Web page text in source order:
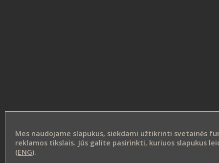
Mes naudojame slapukus, siekdami užtikrinti svetainės
reklamos tikslais. Jūs galite pasirinkti, kuriuos slapukus
(ENG).